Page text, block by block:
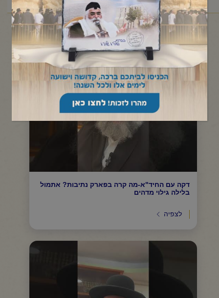
תפריט קטגוריות
דקה עם החיד"א-מה קרה בפארק נתיבות? אתמול
בלילה גילוי מדהים
לצפיה